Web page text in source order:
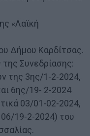
«Λαϊκή
Δήμου Καρδίτσας.
Συνεδρίασης:
της 3ης/1-2-2024,
6ης/19- 2-2024
03/01-02-2024,
19-2-2024) του